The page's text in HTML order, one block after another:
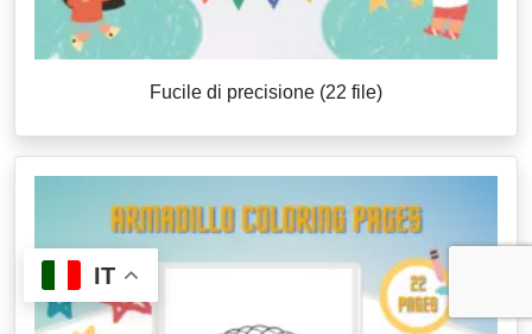
Fucile di precisione (22 file)
IT